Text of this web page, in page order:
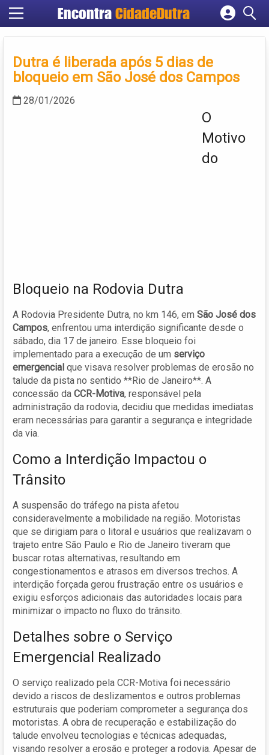
Encontra CidadeDutra
Cadastrar empresa
Criar conta
Dutra é liberada após 5 dias de
bloqueio em São José dos Campos
28/01/2026
O
Motivo
do
Bloqueio na Rodovia Dutra
A Rodovia Presidente Dutra, no km 146, em São José dos
Campos, enfrentou uma interdição significante desde o
sábado, dia 17 de janeiro. Esse bloqueio foi
implementado para a execução de um serviço
emergencial que visava resolver problemas de erosão no
talude da pista no sentido **Rio de Janeiro**. A
concessão da CCR-Motiva, responsável pela
administração da rodovia, decidiu que medidas imediatas
eram necessárias para garantir a segurança e integridade
da via.
Como a Interdição Impactou o
Trânsito
A suspensão do tráfego na pista afetou
consideravelmente a mobilidade na região. Motoristas
que se dirigiam para o litoral e usuários que realizavam o
trajeto entre São Paulo e Rio de Janeiro tiveram que
buscar rotas alternativas, resultando em
congestionamentos e atrasos em diversos trechos. A
interdição forçada gerou frustração entre os usuários e
exigiu esforços adicionais das autoridades locais para
minimizar o impacto no fluxo do trânsito.
Detalhes sobre o Serviço
Emergencial Realizado
O serviço realizado pela CCR-Motiva foi necessário
devido a riscos de deslizamentos e outros problemas
estruturais que poderiam comprometer a segurança dos
motoristas. A obra de recuperação e estabilização do
talude envolveu tecnologias e técnicas adequadas,
visando resolver a erosão e proteger a rodovia. Apesar de